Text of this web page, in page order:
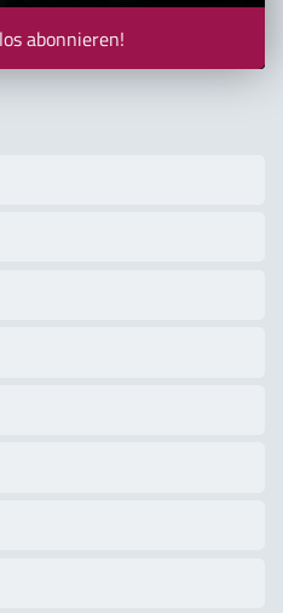
abonnieren!